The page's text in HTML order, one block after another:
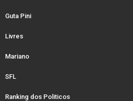
Guta Pini
Livres
Mariano
SFL
Ranking dos Politicos